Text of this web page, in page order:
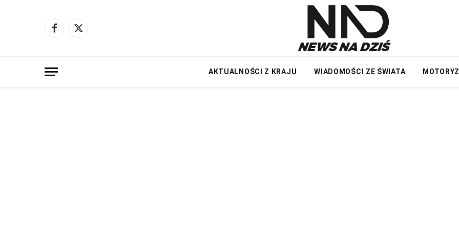
Facebook
X
AKTUALNOŚCI Z KRAJU WIADOMOŚCI ZE ŚWIATA